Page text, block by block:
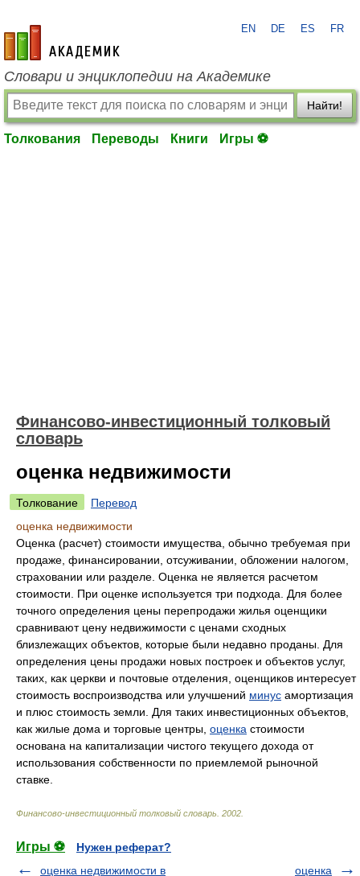
academic.ru
EN DE ES FR
Словари и энциклопедии на Академике
Найти!
Толкования Переводы Книги Игры ⚽
Финансово-инвестиционный толковый
словарь
оценка недвижимости
Толкование
Перевод
оценка недвижимости
Оценка (расчет) стоимости имущества, обычно требуемая при
продаже, финансировании, отсуживании, обложении налогом,
страховании или разделе. Оценка не является расчетом
стоимости. При оценке используется три подхода. Для более
точного определения цены перепродажи жилья оценщики
сравнивают цену недвижимости с ценами сходных
близлежащих объектов, которые были недавно проданы. Для
определения цены продажи новых построек и объектов услуг,
таких, как церкви и почтовые отделения, оценщиков интересует
стоимость воспроизводства или улучшений минус амортизация
и плюс стоимость земли. Для таких инвестиционных объектов,
как жилые дома и торговые центры, оценка стоимости
основана на капитализации чистого текущего дохода от
использования собственности по приемлемой рыночной
ставке.
Финансово-инвестиционный толковый словарь 2002
Игры ⚽
Нужен реферат?
оценка недвижимости в
оценка